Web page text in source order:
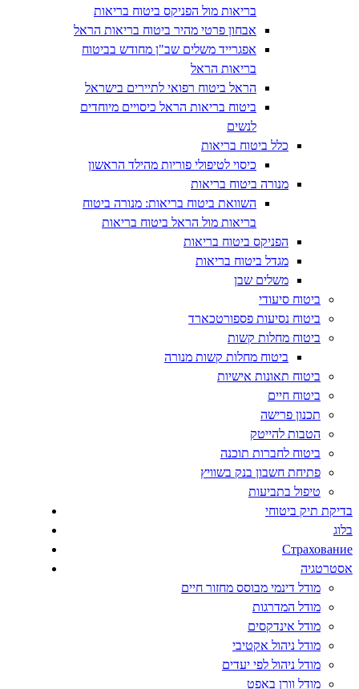
בריאות מול הפניקס ביטוח בריאות
אבחון פרטי מהיר ביטוח בריאות הראל
אפגרייד משלים שב"ן מחודש בביטוח
בריאות הראל
הראל ביטוח רפואי לתיירים בישראל
ביטוח בריאות הראל כיסויים מיוחדים
לנשים
כלל ביטוח בריאות
כיסוי לטיפולי פוריות מהילד הראשון
מנורה ביטוח בריאות
השוואת ביטוח בריאות: מנורה ביטוח
בריאות מול הראל ביטוח בריאות
הפניקס ביטוח בריאות
מגדל ביטוח בריאות
משלים שבן
ביטוח סיעודי
ביטוח נסיעות פספורטכארד
ביטוח מחלות קשות
ביטוח מחלות קשות מנורה
ביטוח תאונות אישיות
ביטוח חיים
תכנון פרישה
הטבות להייטק
ביטוח לחברות תוכנה
פתיחת חשבון בנק בשוויץ
טיפול בתביעות
בדיקת תיק ביטוחי
בלוג
Страхование
אסטרטגיה
מודל דינמי מבוסס מחזור חיים
מודל המדרגות
מודל אינדקסים
מודל ניהול אקטיבי
מודל ניהול לפי יעדים
מודל וורן באפט